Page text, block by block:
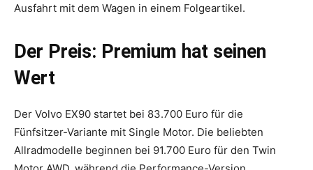
Ausfahrt mit dem Wagen in einem Folgeartikel.
Der Preis: Premium hat seinen
Wert
Der Volvo EX90 startet bei 83.700 Euro für die
Fünfsitzer-Variante mit Single Motor. Die beliebten
Allradmodelle beginnen bei 91.700 Euro für den Twin